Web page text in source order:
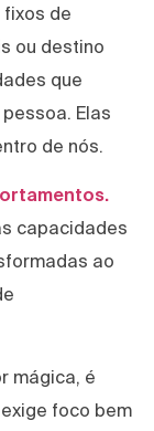
de
ou destino
que
Elas
de nós.
capacidades
ao
mágica, é
foco bem